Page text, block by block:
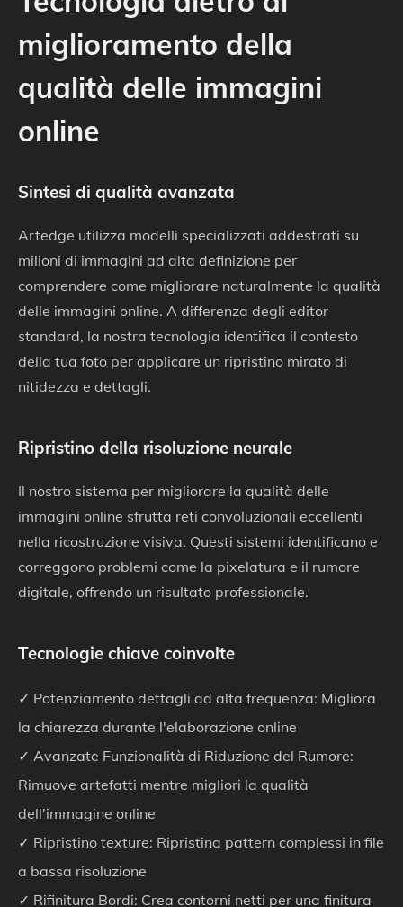
miglioramento della
qualità delle immagini
online
Sintesi di qualità avanzata
Artedge utilizza modelli specializzati addestrati su
milioni di immagini ad alta definizione per
comprendere come migliorare naturalmente la qualità
delle immagini online. A differenza degli editor
standard, la nostra tecnologia identifica il contesto
della tua foto per applicare un ripristino mirato di
nitidezza e dettagli.
Ripristino della risoluzione neurale
Il nostro sistema per migliorare la qualità delle
immagini online sfrutta reti convoluzionali eccellenti
nella ricostruzione visiva. Questi sistemi identificano e
correggono problemi come la pixelatura e il rumore
digitale, offrendo un risultato professionale.
Tecnologie chiave coinvolte
✓ Potenziamento dettagli ad alta frequenza: Migliora
la chiarezza durante l'elaborazione online
✓ Avanzate Funzionalità di Riduzione del Rumore:
Rimuove artefatti mentre migliori la qualità
dell'immagine online
✓ Ripristino texture: Ripristina pattern complessi in file
a bassa risoluzione
✓ Rifinitura Bordi: Crea contorni netti per una finitura